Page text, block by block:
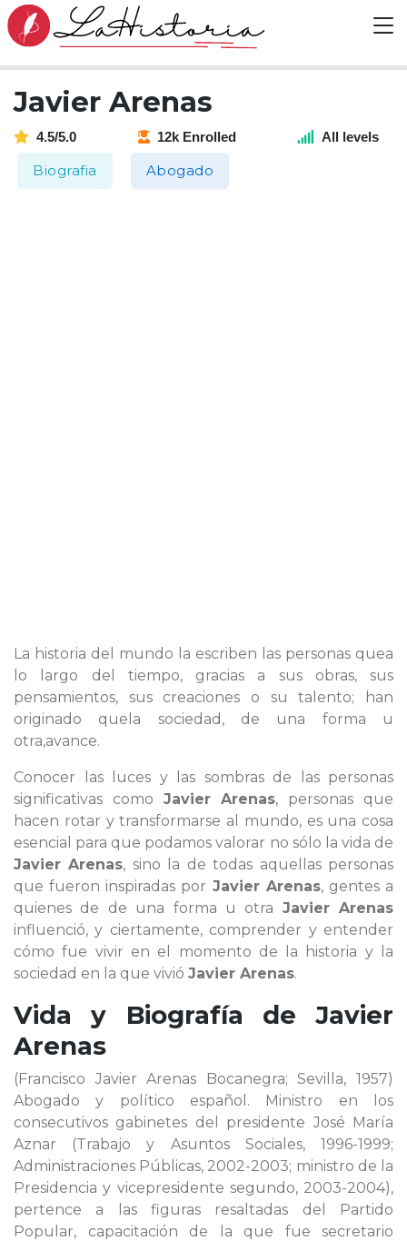
Javier Arenas
4.5/5.0 12k Enrolled All levels
Biografia Abogado
La historia del mundo la escriben las personas quea
lo largo del tiempo, gracias a sus obras, sus
pensamientos, sus creaciones o su talento; han
originado quela sociedad, de una forma u
otra,avance.
Conocer las luces y las sombras de las personas
significativas como Javier Arenas, personas que
hacen rotar y transformarse al mundo, es una cosa
esencial para que podamos valorar no sólo la vida de
Javier Arenas, sino la de todas aquellas personas
que fueron inspiradas por Javier Arenas, gentes a
quienes de de una forma u otra Javier Arenas
influenció, y ciertamente, comprender y entender
cómo fue vivir en el momento de la historia y la
sociedad en la que vivió Javier Arenas.
Vida y Biografía de Javier
Arenas
(Francisco Javier Arenas Bocanegra; Sevilla, 1957)
Abogado y político español. Ministro en los
consecutivos gabinetes del presidente José María
Aznar (Trabajo y Asuntos Sociales, 1996-1999;
Administraciones Públicas, 2002-2003; ministro de la
Presidencia y vicepresidente segundo, 2003-2004),
pertence a las figuras resaltadas del Partido
Popular, capacitación de la que fue secretario